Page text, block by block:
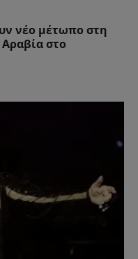
νέο μέτωπο στη
στο